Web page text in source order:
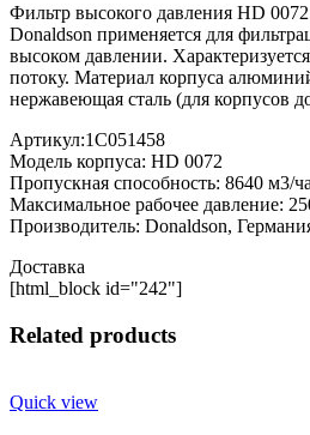
Фильтр высокого давления HD
Donaldson применяется для
высоком давлении.
потоку. Материал корпуса
нержавеющая сталь (для корпусов
Артикул:1C051458
Модель корпуса: HD 0072
Пропускная способность: 8640 м3/
Максимальное рабочее давление:
Производитель: Donaldson,
Доставка
[html_block id="242"]
Related products
Quick view